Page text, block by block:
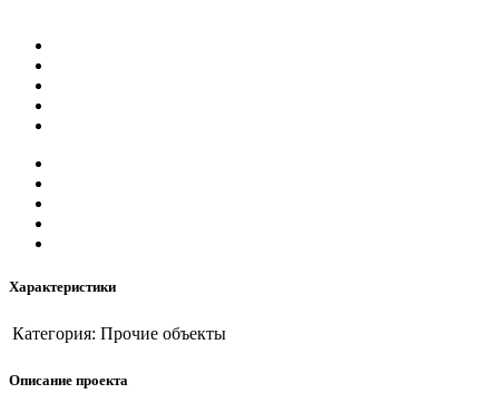
Характеристики
Категория: Прочие объекты
Описание проекта